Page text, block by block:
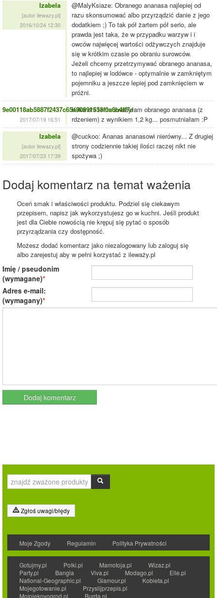
Izabela
[autor ilewazy.pl]
2016/10/24 12:30
@MalyKsiaze: Obranego ananasa najlepiej od
razu skonsumować albo przyrządzić danie z jego
dodatkiem ;) To tak pół żartem pół serio, ale
prawda jest taka, że w przypadku warzyw i i
owców najwięcej wartości odżywczych znajduje
się w krótkim czasie po obraniu surowców.
Jeżeli chcemy przetrzymywać obranego ananasa,
to najlepiej w lodówce - optymalnie w zamkniętym
pojemniku a jeszcze lepiej pod zamknięciem w
próżni.
9e00118ab5887f2437c65a90991553f0a6b4ff7e
2017/07/19 16:51
Kilka dni temu zważyłam obranego ananasa (z
rdzeniem) z wynikiem 1,2 kg... posmutniałam :P
Izabela
[autor ilewazy.pl]
2017/07/23 17:39
@cuckoo: Ananas ananasowi nierówny... Z drugiej
strony codziennie takiej ilości raczej nikt nie
spożywa ;)
Dodaj komentarz na temat ważenia
Oceń smak i właściwości produktu. Podziel się ciekawym
przepisem, napisz jak wykorzystujesz go w kuchni. Jeśli produkt
jest dla Ciebie nowością nie krępuj się pytać o sposób
przyrządzania czy dostępność.
Możesz dodać komentarz jako niezalogowany lub zaloguj się
albo zarejestuj aby w pełni korzystać z ileważy.pl
Imię / pseudonim
(wymagane)
Adres e-mail:
(wymagany)
Zgłoś uwagi/błędy
Moje Zgody Regulamin Polityka Prywatności
Gotujmy.pl Polki.pl Mamotoja.pl
Wizaz.pl
Party.pl
Bangla Viva.pl Modago.pl
Elle.pl
National-Geographic.pl
Glamour.pl
Kobieta.pl
Mojegotowanie.pl
Przyslijprzepis.pl
Mojpieknyogrod.pl
Burda.pl